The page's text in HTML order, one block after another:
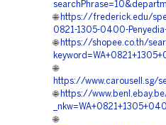
🌐 https://frederick.edu/
0821-1305-0400-
🌐 https://shopee.co.th/
🌐
https://www.carousell.sg/
🌐 https://
🌐